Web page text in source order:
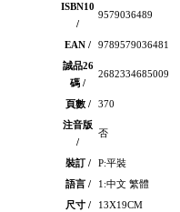
ISBN10
/
9579036489
EAN /
9789579036481
誠品26
碼 /
2682334685009
頁數 /
370
注音版
/
否
裝訂 /
P:平裝
語言 /
1:中文 繁體
尺寸 /
13X19CM